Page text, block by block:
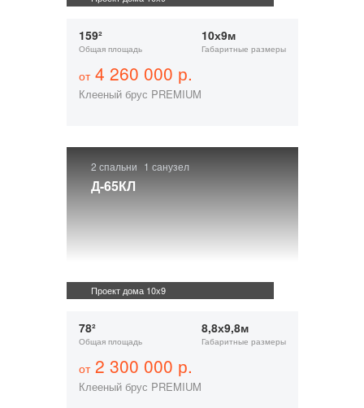
159²
Общая площадь
10х9м
Габаритные размеры
от4 260 000 р.
Клееный брус PREMIUM
2 спальни 1 санузел
Д-65КЛ
Проект дома 10х9
78²
Общая площадь
8,8х9,8м
Габаритные размеры
от2 300 000 р.
Клееный брус PREMIUM